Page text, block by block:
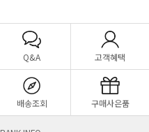
Q&A 고객혜택
배송조회 구매사은품